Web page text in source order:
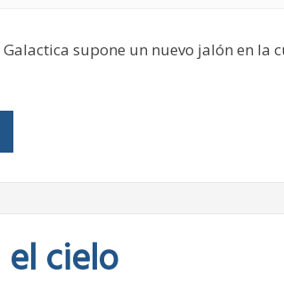
supone un nuevo jalón en la
cielo